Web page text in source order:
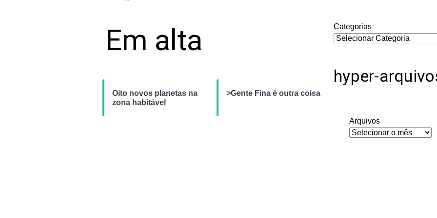
Em alta
Oito novos planetas na
zona habitável
>Gente Fina é outra coisa
Categorias
hyper-
Arquivos